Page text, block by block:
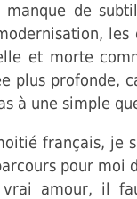
de
les
et morte
plus profonde,
à une simple
français, je
pour
vrai amour, il